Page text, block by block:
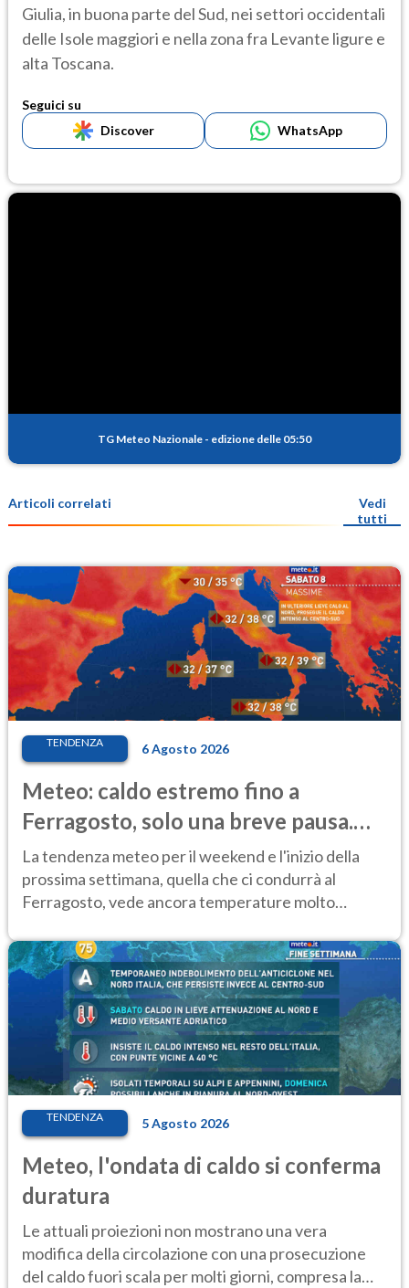
Giulia, in buona parte del Sud, nei settori occidentali
delle Isole maggiori e nella zona fra Levante ligure e
alta Toscana.
Seguici su
Discover
WhatsApp
TG Meteo Nazionale - edizione delle 05:50
Articoli correlati
Vedi
tutti
TENDENZA 6 Agosto 2026
Meteo: caldo estremo fino a
Ferragosto, solo una breve pausa.
Ecco dove
La tendenza meteo per il weekend e l'inizio della
prossima settimana, quella che ci condurrà al
Ferragosto, vede ancora temperature molto
TENDENZA 5 Agosto 2026
Meteo, l'ondata di caldo si conferma
duratura
Le attuali proiezioni non mostrano una vera
modifica della circolazione con una prosecuzione
del caldo fuori scala per molti giorni, compresa la